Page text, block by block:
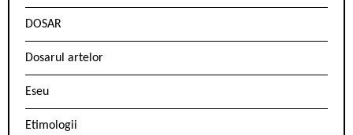
DOSAR
Dosarul artelor
Eseu
Etimologii